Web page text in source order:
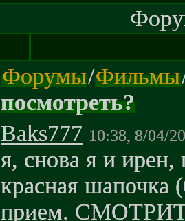
Форумы/Фильмы
посмотреть?
Baks777 10:38, 8/04/
я, снова я и
красная шапочка
прием.